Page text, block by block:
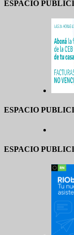
ESPACIO
ESPACIO
ESPACIO